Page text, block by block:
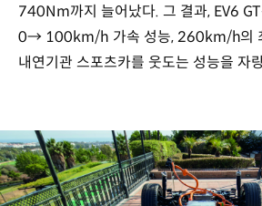
740Nm까지 늘어났다. 그 결과, EV6
0→ 100km/h 가속 성능, 260km/h의
내연기관 스포츠카를 웃도는 성능을 자